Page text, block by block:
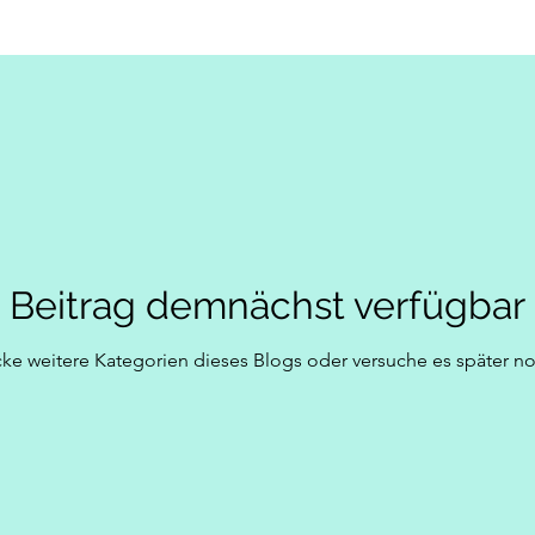
Beitrag demnächst verfügbar
weitere Kategorien dieses Blogs oder versuche es später